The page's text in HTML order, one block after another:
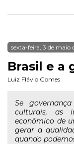
sexta-feira, 3 de maio
Brasil e a
Luiz Flávio Gomes
Se
culturais, as
econômico de
gerar a
quando